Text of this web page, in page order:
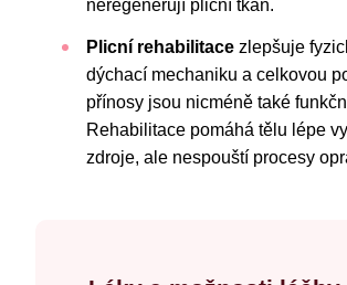
neregenerují plicní tkáň.
Plicní rehabilitace zlepšuje
dýchací mechaniku a celkovou
přínosy jsou nicméně také
Rehabilitace pomáhá tělu lépe
zdroje, ale nespouští procesy